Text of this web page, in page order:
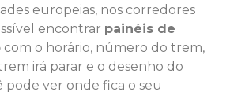
europeias, nos corredores
encontrar painéis de
com o horário, número do trem,
irá parar e o desenho do
pode ver onde fica o seu